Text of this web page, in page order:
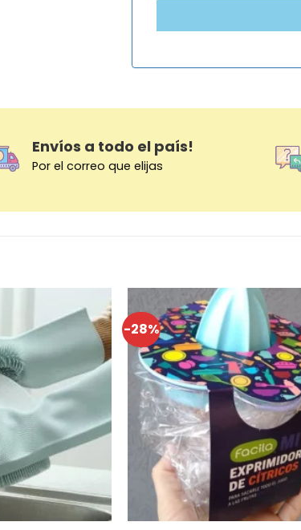
Envíos a todo el país!
Por el correo que elijas
-28%